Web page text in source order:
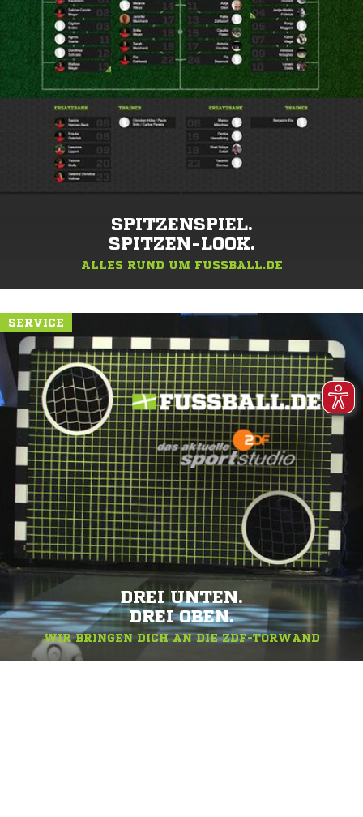
SPITZENSPIEL.
SPITZEN-LOOK.
ALLES RUND UM FUSSBALL.DE
SERVICE
DREI UNTEN.
DREI OBEN.
WIR BRINGEN DICH AN DIE ZDF-TORWAND